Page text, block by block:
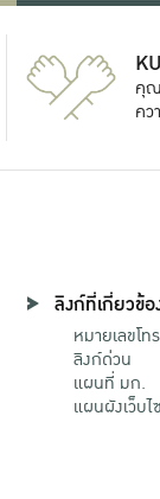
คุ
คว
ลิงก์ที่เกี่ยวข้อ
หมายเลขโ
ลิงก์ด่วน
แผนที่ มก.
แผนผังเว็บ